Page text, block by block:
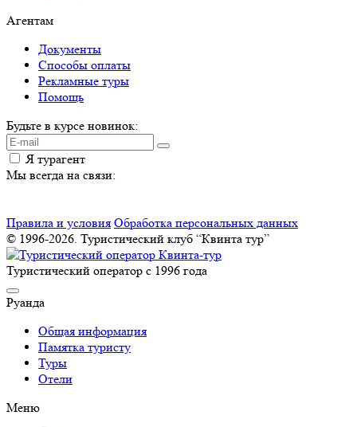
Агентам
Документы
Способы оплаты
Рекламные туры
Помощь
Будьте в курсе новинок:
Я турагент
Мы всегда на связи:
Правила и условия Обработка персональных данных
© 1996-2026. Туристический клуб “Квинта тур”
Туристический оператор с 1996 года
Руанда
Общая информация
Памятка туристу
Туры
Отели
Меню